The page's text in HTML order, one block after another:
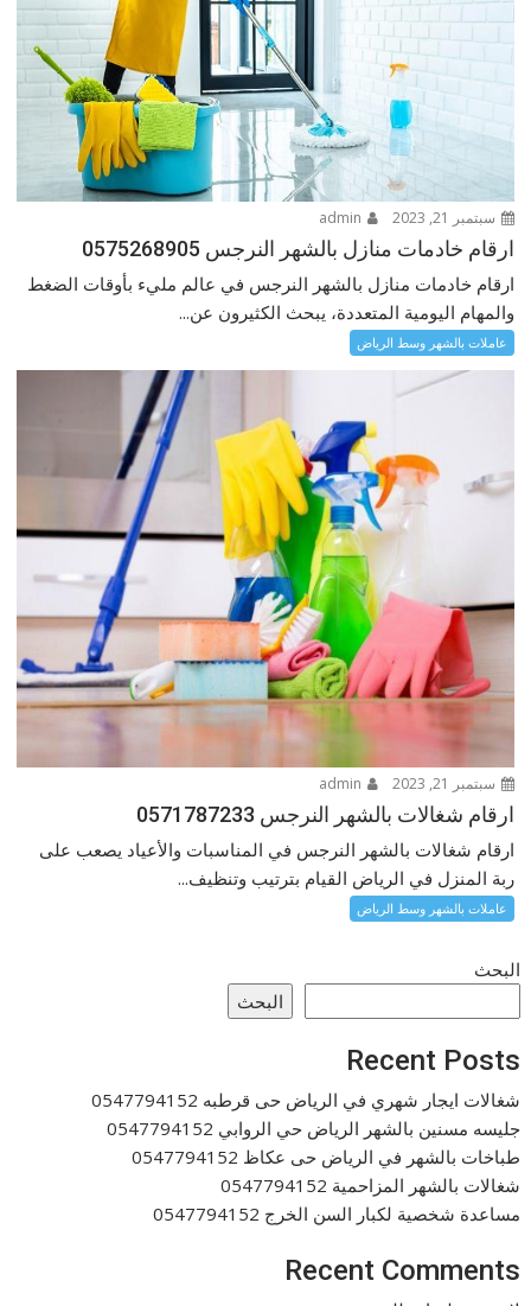
سبتمبر 21, 2023
ارقام خادمات منازل بالشهر النرجس 0575268905
ارقام خادمات منازل بالشهر النرجس في عالم مليء بأوقات الضغط
والمهام اليومية المتعددة، يبحث الكثيرون عن...
عاملات بالشهر وسط الرياض
سبتمبر 21, 2023
ارقام شغالات بالشهر النرجس 0571787233
ارقام شغالات بالشهر النرجس في المناسبات والأعياد يصعب على
ربة المنزل في الرياض القيام بترتيب وتنظيف...
عاملات بالشهر وسط الرياض
البحث
البحث
Recent Posts
شغالات ايجار شهري في الرياض حى قرطبه 0547794152
جليسه مسنين بالشهر الرياض حي الروابي 0547794152
طباخات بالشهر في الرياض حى عكاظ 0547794152
شغالات بالشهر المزاحمية 0547794152
مساعدة شخصية لكبار السن الخرج 0547794152
Recent Comments